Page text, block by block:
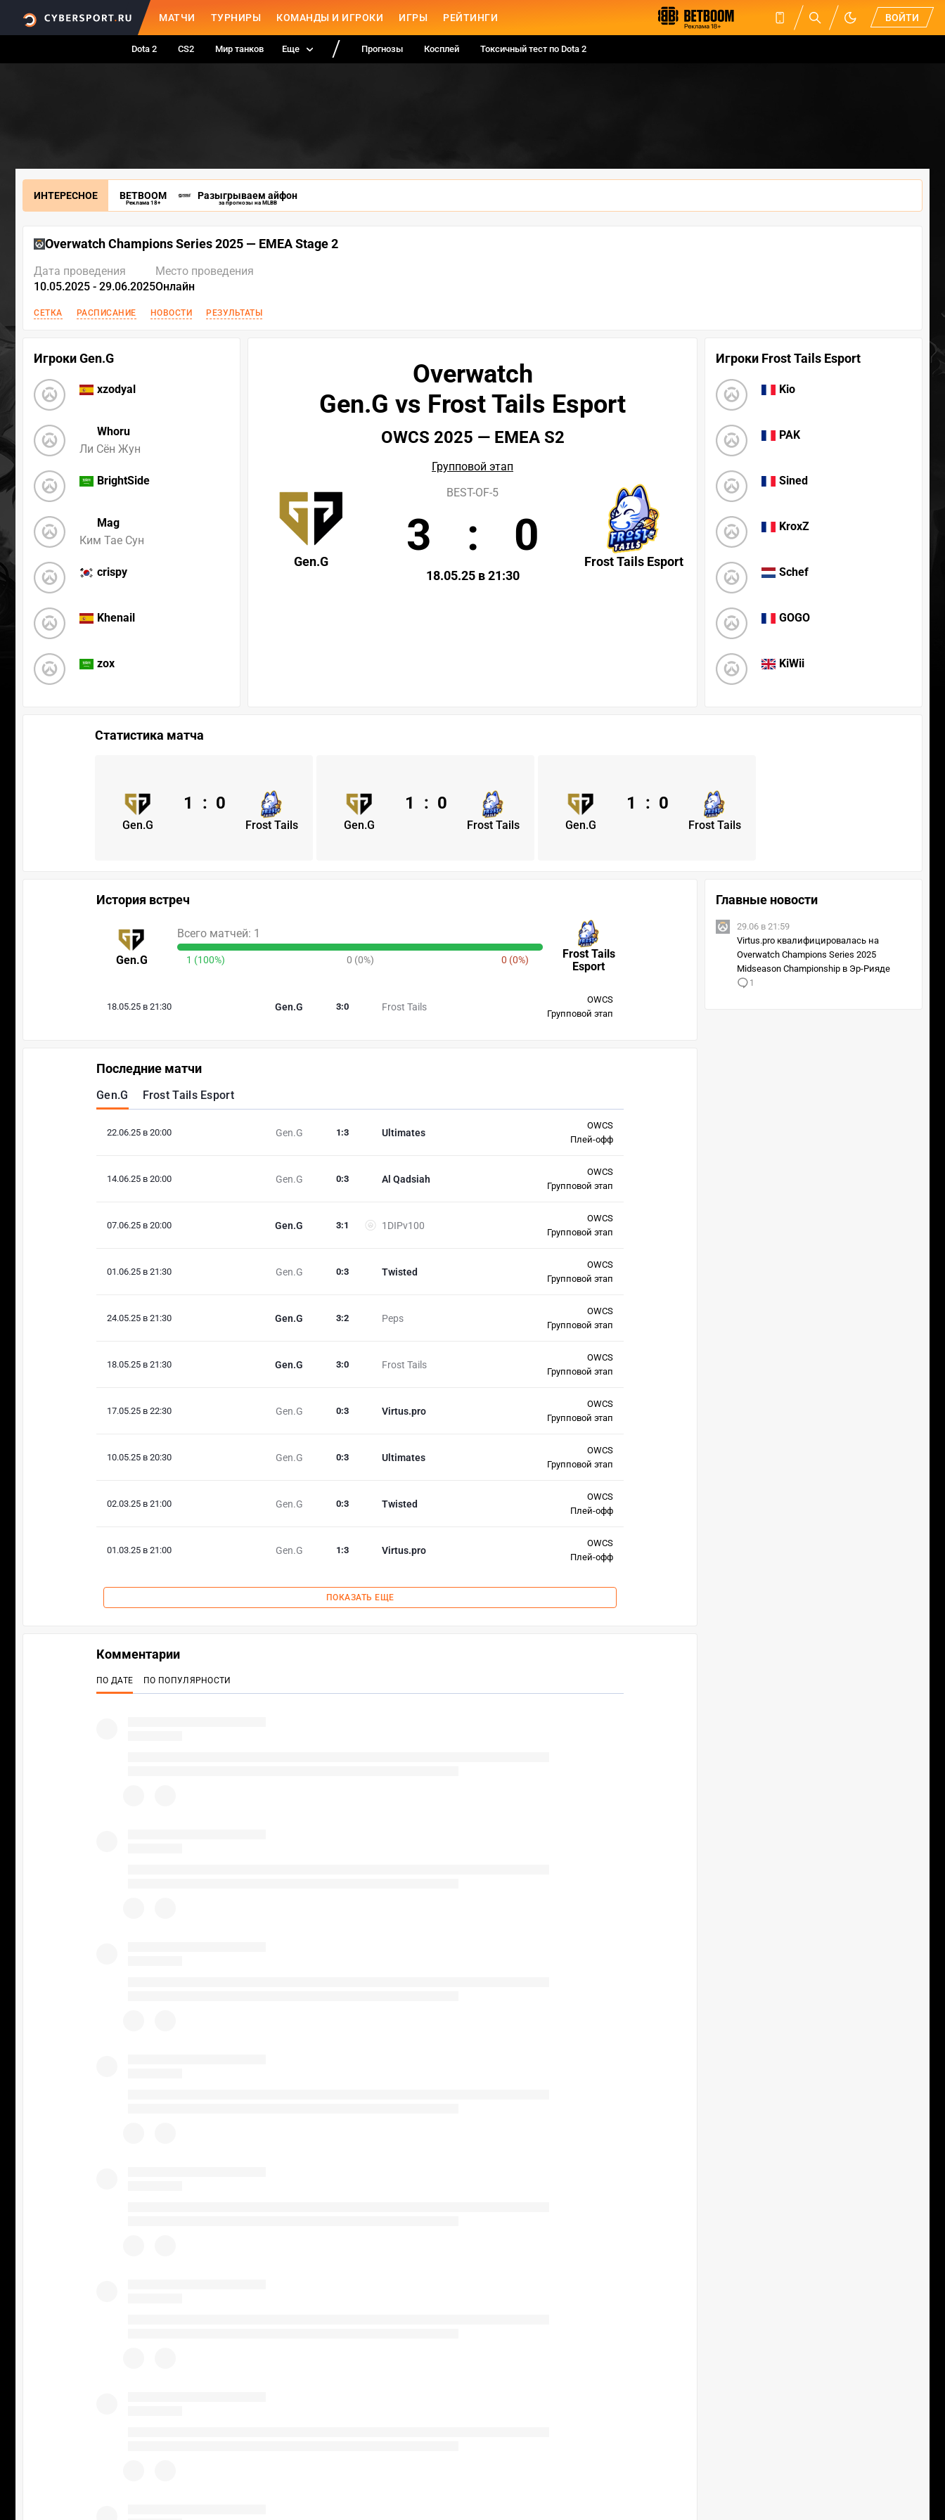
МАТЧИ ТУРНИРЫ КОМАНДЫ И ИГРОКИ ИГРЫ РЕЙТИНГИ ВОЙТИ
Dota 2 CS2 Мир танков Еще Прогнозы Косплей Токсичный тест по Dota 2
ИНТЕРЕСНОЕ BETBOOM
Реклама 18+
Разыгрываем айфон
за прогнозы на MLBB
Overwatch Champions Series 2025 — EMEA Stage 2
Дата проведения
10.05.2025 - 29.06.2025
Место проведения
Онлайн
СЕТКА РАСПИСАНИЕ НОВОСТИ РЕЗУЛЬТАТЫ
Игроки Gen.G
xzodyal
Whoru
Ли Сён Жун
BrightSide
Mag
Ким Тае Сун
crispy
Khenail
zox
Игроки Frost Tails Esport
Kio
PAK
Sined
KroxZ
Schef
GOGO
KiWii
Overwatch
Gen.G vs Frost Tails Esport
OWCS 2025 — EMEA S2
Групповой этап
Gen.G Frost Tails Esport
BEST-OF-5
3 : 0
18.05.25 в 21:30
Статистика матча
Gen.G Frost Tails
1 : 0
Gen.G Frost Tails
1 : 0
Gen.G Frost Tails
1 : 0
История встреч
Gen.G
Frost Tails
Esport
Всего матчей: 1
1 (100%) 0 (0%) 0 (0%)
18.05.25 в 21:30 Gen.G Frost Tails
3:0
OWCS
Групповой этап
Последние матчи
Gen.G Frost Tails Esport
22.06.25 в 20:00 Gen.G Ultimates
1 :3
OWCS
Плей-офф
14.06.25 в 20:00 Gen.G Al Qadsiah
0:3
OWCS
Групповой этап
07.06.25 в 20:00 Gen.G 1DIPv100
3:1
OWCS
Групповой этап
01.06.25 в 21:30 Gen.G Twisted
0:3
OWCS
Групповой этап
24.05.25 в 21:30 Gen.G Peps
3:2
OWCS
Групповой этап
18.05.25 в 21:30 Gen.G Frost Tails
3:0
OWCS
Групповой этап
17.05.25 в 22:30 Gen.G Virtus.pro
0:3
OWCS
Групповой этап
10.05.25 в 20:30 Gen.G Ultimates
0:3
OWCS
Групповой этап
02.03.25 в 21:00 Gen.G Twisted
0:3
OWCS
Плей-офф
01.03.25 в 21:00 Gen.G Virtus.pro
1 :3
OWCS
Плей-офф
ПОКАЗАТЬ ЕЩЕ
Главные новости
29.06 в 21:59
Virtus.pro квалифицировалась на
Overwatch Champions Series 2025
Midseason Championship в Эр-Рияде
1
Комментарии
ПО ДАТЕ ПО ПОПУЛЯРНОСТИ